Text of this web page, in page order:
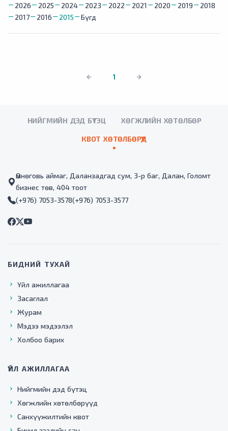
2026 2025 2024 2023 2022 2021 2020 2019
2018
2017
2016 2015 Бүгд
1
НИЙГМИЙН ДЭД БҮТЭЦ ХӨГЖЛИЙН ХӨТӨЛБӨР
КВОТ ХӨТӨЛБӨРҮҮД
Өмнөговь аймаг, Даланзадгад сум, 3-р баг, Далан, Голомт
бизнес төв, 404 тоот
(+976) 7053-3578(+976) 7053-3577
БИДНИЙ ТУХАЙ
Үйл ажиллагаа
Засаглал
Журам
Мэдээ мэдээлэл
Холбоо барих
ҮЙЛ АЖИЛЛАГАА
Нийгмийн дэд бүтэц
Хөгжлийн хөтөлбөрүүд
Санхүүжилтийн квот